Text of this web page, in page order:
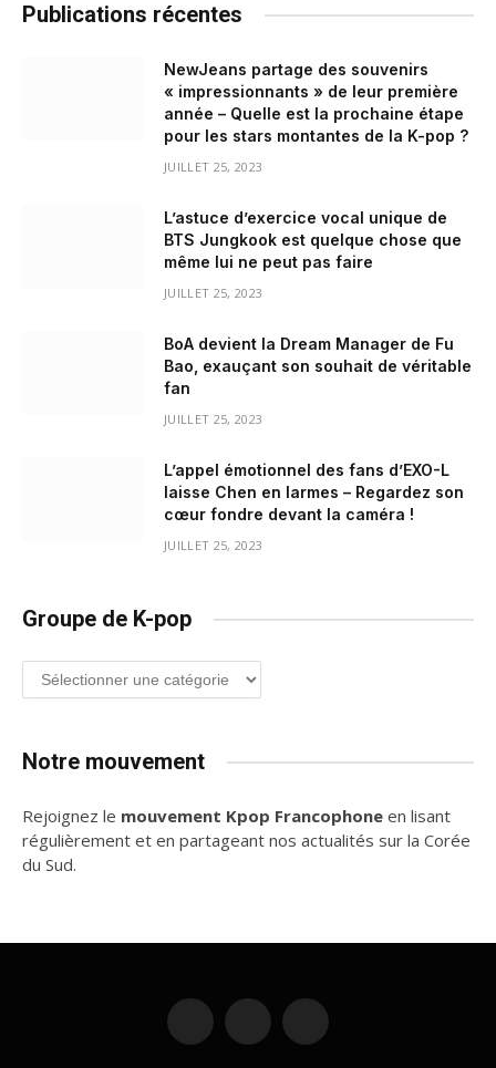
Publications récentes
NewJeans partage des souvenirs
« impressionnants » de leur première
année – Quelle est la prochaine étape
pour les stars montantes de la K-pop ?
JUILLET 25, 2023
L’astuce d’exercice vocal unique de
BTS Jungkook est quelque chose que
même lui ne peut pas faire
JUILLET 25, 2023
BoA devient la Dream Manager de Fu
Bao, exauçant son souhait de véritable
fan
JUILLET 25, 2023
L’appel émotionnel des fans d’EXO-L
laisse Chen en larmes – Regardez son
cœur fondre devant la caméra !
JUILLET 25, 2023
Groupe de K-pop
Groupe
de
Notre mouvement
Rejoignez le mouvement Kpop Francophone en lisant
régulièrement et en partageant nos actualités sur la Corée
du Sud.
Discord
(Twitter)
Instagram